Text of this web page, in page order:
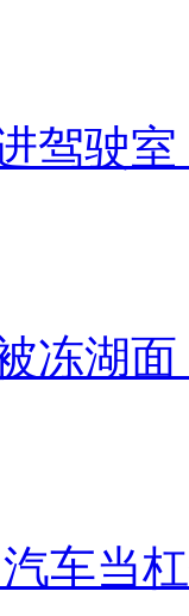
驾驶
冻湖
车当